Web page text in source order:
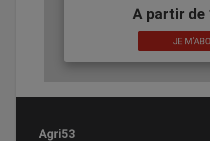
A partir de
JE
Agri53